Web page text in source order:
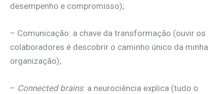
desempenho e compromisso);
– Comunicação: a chave da transformação (ouvir os
colaboradores é descobrir o caminho único da minha
organização);
– Connected brains: a neurociência explica (tudo o